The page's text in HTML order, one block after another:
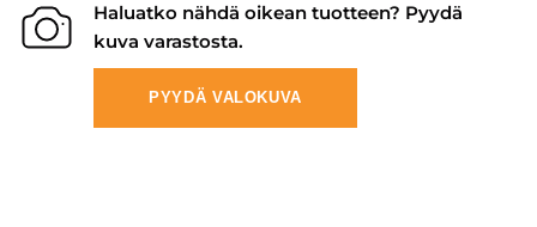
Haluatko nähdä oikean tuotteen? Pyydä
kuva varastosta.
PYYDÄ VALOKUVA